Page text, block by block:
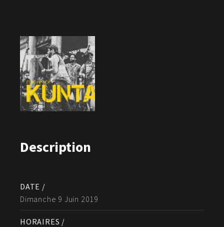
Description
DATE /
Dimanche 9 Juin 2019
HORAIRES /